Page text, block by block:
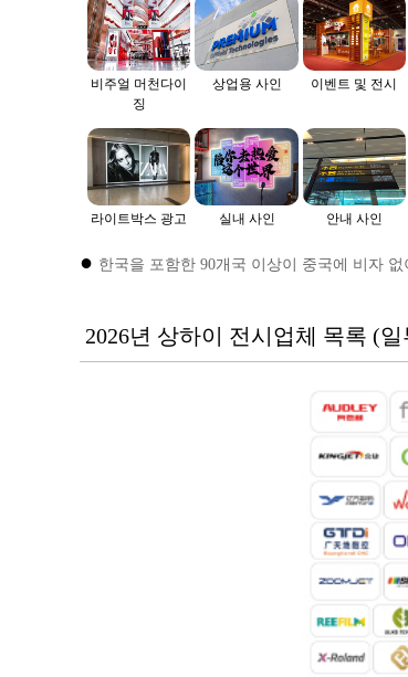
비주얼 머천다이
징
상업용 사인 이벤트 및 전시
라이트박스 광고 실내 사인 안내 사인
● 한국을 포함한 90개국 이상이 중국에 비자
2026년 상하이 전시업체 목록 (일